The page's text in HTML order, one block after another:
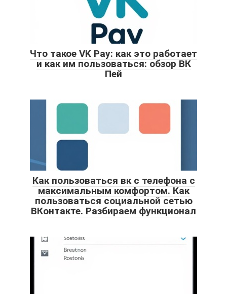
Что такое VK Pay: как это работает
и как им пользоваться: обзор ВК
Пей
Как пользоваться вк с телефона с
максимальным комфортом. Как
пользоваться социальной сетью
ВКонтакте. Разбираем функционал